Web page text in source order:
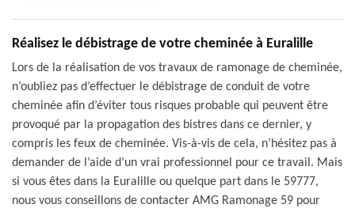
Réalisez le débistrage de votre cheminée à Euralille
Lors de la réalisation de vos travaux de ramonage de cheminée,
n’oubliez pas d’effectuer le débistrage de conduit de votre
cheminée afin d’éviter tous risques probable qui peuvent être
provoqué par la propagation des bistres dans ce dernier, y
compris les feux de cheminée. Vis-à-vis de cela, n’hésitez pas à
demander de l’aide d’un vrai professionnel pour ce travail. Mais
si vous êtes dans la Euralille ou quelque part dans le 59777,
nous vous conseillons de contacter AMG Ramonage 59 pour